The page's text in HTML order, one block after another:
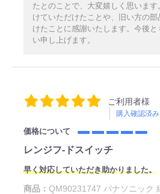
たとのことで、大変嬉しく思いま
けていただけたことや、旧い方の
けたことに感謝いたします。今後
い申し上げます。
ご利用者様
購入確認済み
価格について
レンジフ‐ドスイッチ
早く対応していただき助かりました。
商品： QM90231747 パナソニック